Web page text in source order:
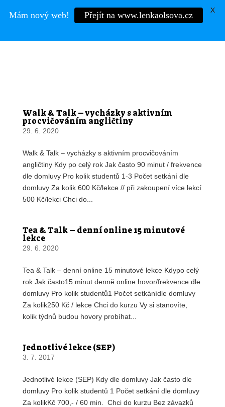
Mgr.LENKA OLŠOVÁ
Walk & Talk – vycházky s aktivním
procvičováním angličtiny
29. 6. 2020
Walk & Talk – vycházky s aktivním procvičováním
angličtiny Kdy po celý rok Jak často 90 minut / frekvence
dle domluvy Pro kolik studentů 1-3 Počet setkání dle
domluvy Za kolik 600 Kč/lekce // při zakoupení více lekcí
500 Kč/lekci Chci do...
Tea & Talk – denní online 15 minutové
lekce
29. 6. 2020
Tea & Talk – denní online 15 minutové lekce Kdypo celý
rok Jak často15 minut denně online hovor/frekvence dle
domluvy Pro kolik studentů1 Počet setkánídle domluvy
Za kolik250 Kč / lekce Chci do kurzu Vy si stanovíte,
kolik týdnů budou hovory probíhat...
Jednotlivé lekce (SEP)
3. 7. 2017
Jednotlivé lekce (SEP) Kdy dle domluvy Jak často dle
domluvy Pro kolik studentů 1 Počet setkání dle domluvy
Za kolikKč 700,- / 60 min. Chci do kurzu Bez závazků
Mám nový web! Přejít na www.lenkaolsova.cz
X